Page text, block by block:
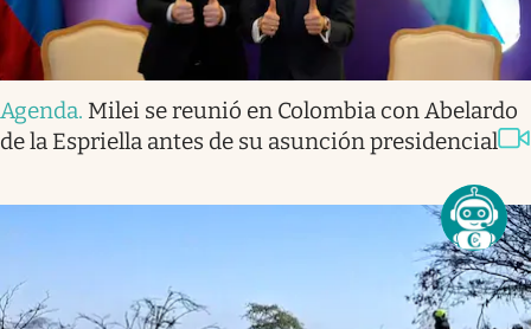
Agenda. Milei se reunió en Colombia con Abelardo
de la Espriella antes de su asunción presidencial